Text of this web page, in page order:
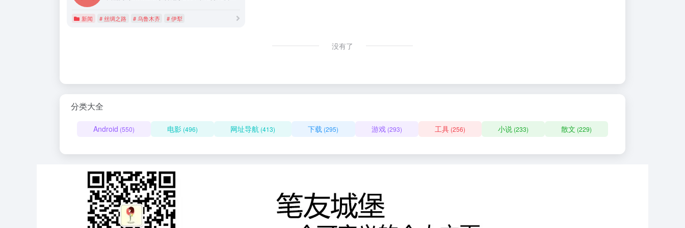
新闻 # 丝绸之路 # 乌鲁木齐 # 伊犁
没有了
分类大全
Android (550) 电影 (496) 网址导航 (413) 下载 (295) 游戏(293) 工具(256) 小说(233) 散文 (229)